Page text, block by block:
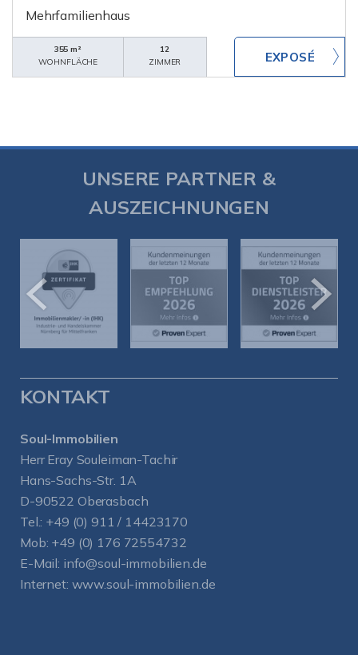
Mehrfamilienhaus
355 m²
WOHNFLÄCHE
12
ZIMMER
UNSERE PARTNER &
AUSZEICHNUNGEN
KONTAKT
Soul-Immobilien
Herr Eray Souleiman-Tachir
Hans-Sachs-Str. 1A
D-90522 Oberasbach
Tel.: +49 (0) 911 / 14423170
Mob: +49 (0) 176 72554732
E-Mail: info@soul-immobilien.de
Internet: www.soul-immobilien.de